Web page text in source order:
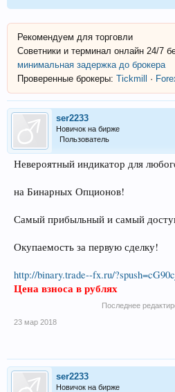
Рекомендуем для торговли
Советники и терминал онлайн 24/7
минимальная задержка до брокера
Проверенные брокеры: Tickmill ·
ser2233
Новичок на бирже
Пользователь
Невероятный индикатор для
на Бинарных Опционов!
Самый прибыльный и самый
Окупаемость за первую сделку!
http://binary.trade--fx.ru/
Цена взноса в рублях
Последнее
23 мар 2018
ser2233
Новичок на бирже